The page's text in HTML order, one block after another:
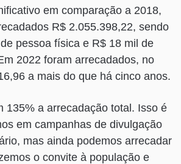
em comparação a 2018,
R$ 2.055.398,22, sendo
pessoa física e R$ 18 mil de
2022 foram arrecadados, no
a mais do que há cinco anos.
135% a arrecadação total. Isso é
em campanhas de divulgação
mas ainda podemos arrecadar
o convite à população e